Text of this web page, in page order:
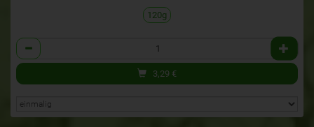
120g
Anzahl
3,29 €